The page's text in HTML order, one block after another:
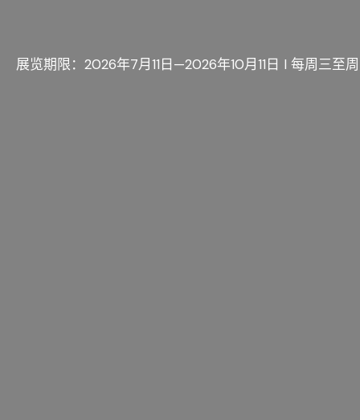
展览期限：2026年7月11日—2026年10月11日 I 每周三至